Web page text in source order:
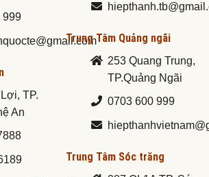
999
TP.
An
Trung Tâm Quảng ngãi
253 Quang Trung,
TP.Quảng Ngãi
0703 600 999
Trung Tâm Sóc trăng